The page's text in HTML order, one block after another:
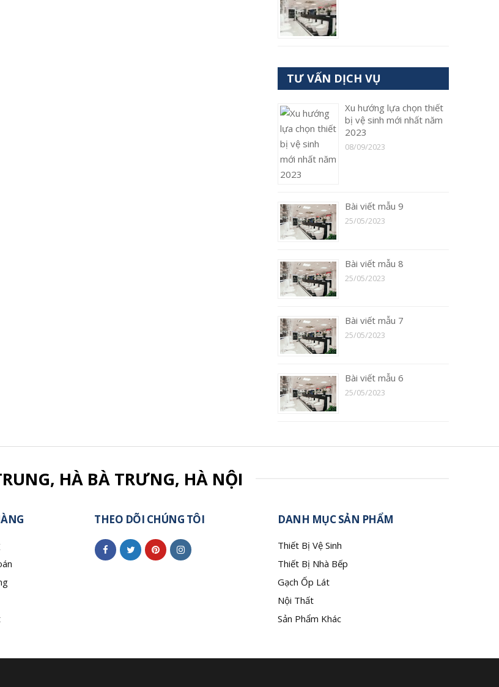
TƯ VẤN DỊCH VỤ
Xu hướng lựa chọn thiết
bị vệ sinh mới nhất năm
2023
08/09/2023
Bài viết mẫu 9
25/05/2023
Bài viết mẫu 8
25/05/2023
Bài viết mẫu 7
25/05/2023
Bài viết mẫu 6
25/05/2023
HÀ BÀ TRƯNG, HÀ NỘI
THEO DÕI CHÚNG TÔI DANH MỤC SẢN PHẨM
Thiết Bị Vệ Sinh
Thiết Bị Nhà Bếp
Gạch Ốp Lát
Nội Thất
Sản Phẩm Khác